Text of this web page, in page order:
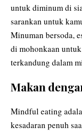
untuk diminum di
sarankan untuk
Minuman bersoda,
di mohonkaan
terkandung dalam
Makan
Mindful eating
kesadaran penuh